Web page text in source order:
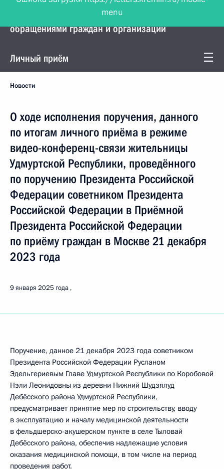
Управление Президента по работе с
обращениями граждан и организаций
Личный приём
Новости
О ходе исполнения поручения, данного
по итогам личного приёма в режиме
видео-конференц-связи жительницы
Удмуртской Республики, проведённого
по поручению Президента Российской
Федерации советником Президента
Российской Федерации в Приёмной
Президента Российской Федерации
по приёму граждан в Москве 21 декабря
2023 года
9 января 2025 года
Поручение, данное 21 декабря 2023 года советником
Президента Российской Федерации Русланом
Эдельгериевым Главе Удмуртской Республики по Коробовой
Нэли Леонидовны из деревни Нижний Шудзялуд
Дебёсского района Удмуртской Республики,
предусматривает принятие мер по строительству, вводу
в эксплуатацию и началу медицинской деятельности
в фельдшерско-акушерском пункте в селе Тыловай
Дебёсского района, обеспечив надлежащие условия
оказания медицинской помощи, в том числе на период
проведения работ.
menu